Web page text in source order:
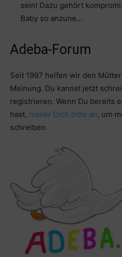
sein! Dazu gehört
Baby so anzune…
Adeba-Forum
Seit 1997 helfen wir den
Meinung. Du kannst jetzt
registrieren. Wenn Du bereits
hast, melde Dich bitte an, um
schreiben.